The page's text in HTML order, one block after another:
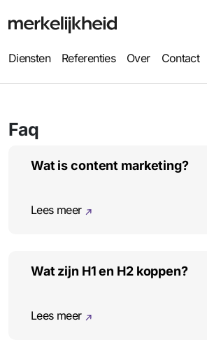
Diensten Referenties Over Contact
Faq
Wat is content marketing?
Lees meer
Wat zijn H1 en H2 koppen?
Lees meer